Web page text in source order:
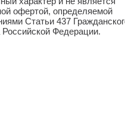
офертой, определяемой
Статьи 437
Российской Федерации.